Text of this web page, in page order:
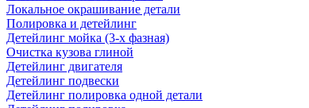
Локальное окрашивание детали
Полировка и детейлинг
Детейлинг мойка (3-х фазная)
Очистка кузова глиной
Детейлинг двигателя
Детейлинг подвески
Детейлинг полировка одной детали